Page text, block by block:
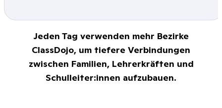
Jeden Tag verwenden mehr Bezirke
ClassDojo, um tiefere Verbindungen
zwischen Familien, Lehrerkräften und
Schulleiter:innen aufzubauen.